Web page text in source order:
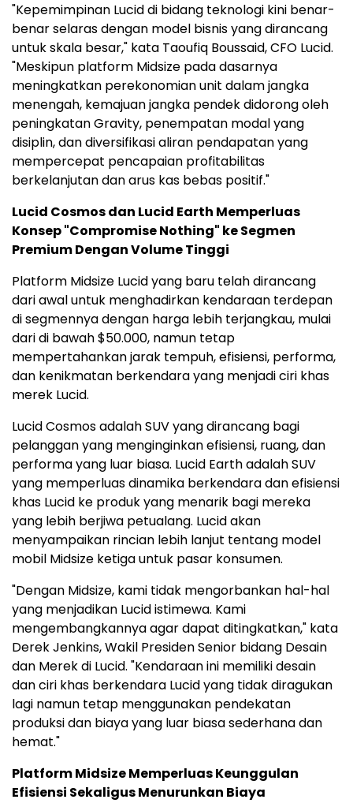
"Kepemimpinan Lucid di bidang teknologi kini benar-
benar selaras dengan model bisnis yang dirancang
untuk skala besar," kata Taoufiq Boussaid, CFO Lucid.
"Meskipun platform Midsize pada dasarnya
meningkatkan perekonomian unit dalam jangka
menengah, kemajuan jangka pendek didorong oleh
peningkatan Gravity, penempatan modal yang
disiplin, dan diversifikasi aliran pendapatan yang
mempercepat pencapaian profitabilitas
berkelanjutan dan arus kas bebas positif."
Lucid Cosmos dan Lucid Earth Memperluas
Konsep "Compromise Nothing" ke Segmen
Premium Dengan Volume Tinggi
Platform Midsize Lucid yang baru telah dirancang
dari awal untuk menghadirkan kendaraan terdepan
di segmennya dengan harga lebih terjangkau, mulai
dari di bawah $50.000, namun tetap
mempertahankan jarak tempuh, efisiensi, performa,
dan kenikmatan berkendara yang menjadi ciri khas
merek Lucid.
Lucid Cosmos adalah SUV yang dirancang bagi
pelanggan yang menginginkan efisiensi, ruang, dan
performa yang luar biasa. Lucid Earth adalah SUV
yang memperluas dinamika berkendara dan efisiensi
khas Lucid ke produk yang menarik bagi mereka
yang lebih berjiwa petualang. Lucid akan
menyampaikan rincian lebih lanjut tentang model
mobil Midsize ketiga untuk pasar konsumen.
"Dengan Midsize, kami tidak mengorbankan hal-hal
yang menjadikan Lucid istimewa. Kami
mengembangkannya agar dapat ditingkatkan," kata
Derek Jenkins, Wakil Presiden Senior bidang Desain
dan Merek di Lucid. "Kendaraan ini memiliki desain
dan ciri khas berkendara Lucid yang tidak diragukan
lagi namun tetap menggunakan pendekatan
produksi dan biaya yang luar biasa sederhana dan
hemat."
Platform Midsize Memperluas Keunggulan
Efisiensi Sekaligus Menurunkan Biaya